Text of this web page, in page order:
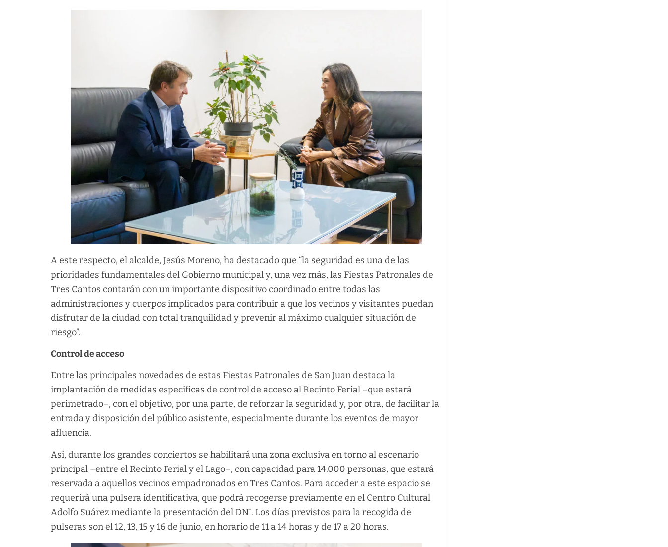
A este respecto, el alcalde, Jesús Moreno, ha destacado que “la seguridad es una de las
prioridades fundamentales del Gobierno municipal y, una vez más, las Fiestas Patronales de
Tres Cantos contarán con un importante dispositivo coordinado entre todas las
administraciones y cuerpos implicados para contribuir a que los vecinos y visitantes puedan
disfrutar de la ciudad con total tranquilidad y prevenir al máximo cualquier situación de
riesgo”.
Control de acceso
Entre las principales novedades de estas Fiestas Patronales de San Juan destaca la
implantación de medidas específicas de control de acceso al Recinto Ferial –que estará
perimetrado–, con el objetivo, por una parte, de reforzar la seguridad y, por otra, de facilitar la
entrada y disposición del público asistente, especialmente durante los eventos de mayor
afluencia.
Así, durante los grandes conciertos se habilitará una zona exclusiva en torno al escenario
principal –entre el Recinto Ferial y el Lago–, con capacidad para 14.000 personas, que estará
reservada a aquellos vecinos empadronados en Tres Cantos. Para acceder a este espacio se
requerirá una pulsera identificativa, que podrá recogerse previamente en el Centro Cultural
Adolfo Suárez mediante la presentación del DNI. Los días previstos para la recogida de
pulseras son el 12, 13, 15 y 16 de junio, en horario de 11 a 14 horas y de 17 a 20 horas.